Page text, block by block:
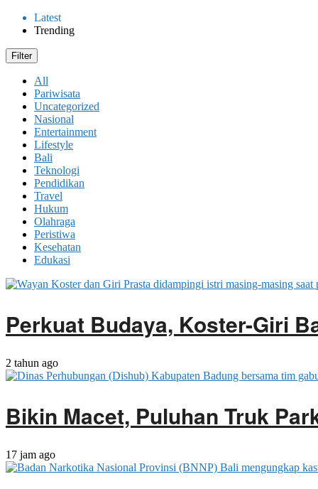
Latest
Trending
Filter
All
Pariwisata
Uncategorized
Nasional
Entertainment
Lifestyle
Bali
Teknologi
Pendidikan
Travel
Hukum
Olahraga
Peristiwa
Kesehatan
Edukasi
Perkuat Budaya, Koster-Giri
2 tahun ago
Bikin Macet, Puluhan Truk
17 jam ago